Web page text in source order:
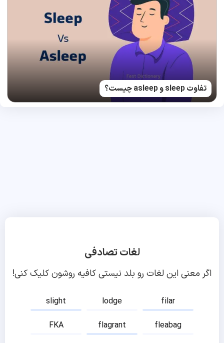
تفاوت sleep و asleep چیست؟
لغات تصادفی
اگر معنی این لغات رو بلد نیستی کافیه روشون کلیک کنی!
slight lodge
filar
FKA
flagrant
fleabag